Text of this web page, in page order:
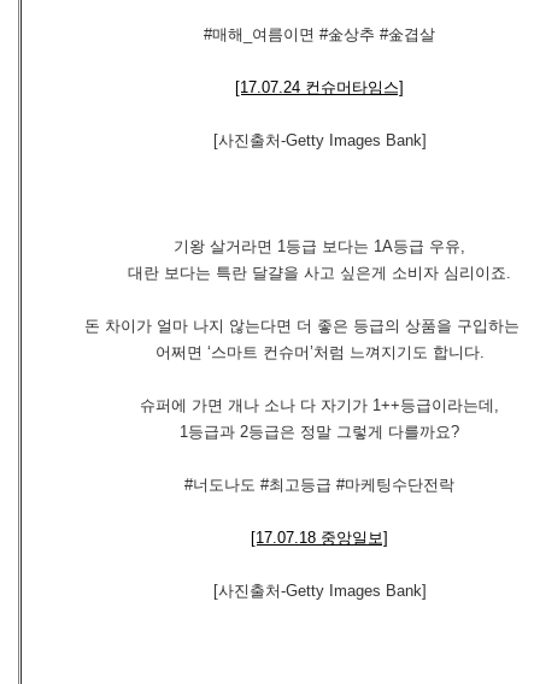
#매해_여름이면 #金상추 #金겹살
[17.07.24 컨슈머타임스]
[사진출처-Getty Images Bank]
기왕 살거라면 1등급 보다는 1A등급 우유,
대란 보다는 특란 달걀을 사고 싶은게 소비자 심리이죠.
돈 차이가 얼마 나지 않는다면 더 좋은 등급의 상품을 구입하는
어쩌면 ‘스마트 컨슈머’처럼 느껴지기도 합니다.
슈퍼에 가면 개나 소나 다 자기가 1++등급이라는데,
1등급과 2등급은 정말 그렇게 다를까요?
#너도나도 #최고등급 #마케팅수단전락
[17.07.18 중앙일보]
[사진출처-Getty Images Bank]